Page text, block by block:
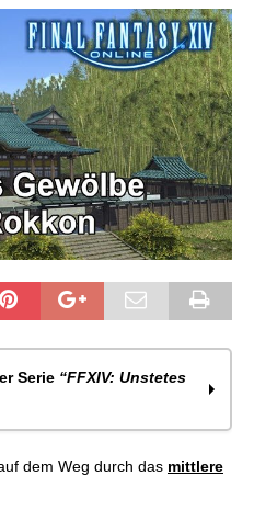
Serie “FFXIV: Unstetes
– Die Unterstadt von
dem Weg durch das mittlere